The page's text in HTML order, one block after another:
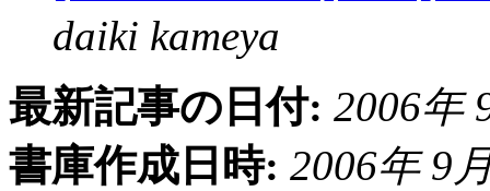
daiki kameya
最新記事の日付: 2006年
書庫作成日時: 2006年 9